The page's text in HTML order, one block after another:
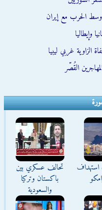
وسط الحرب مع إيران
وإيطاليا
غربي ليبيا
القُصّر
استهداف
تحالف عسكري بين
باكستان وتركيا
والسعودية